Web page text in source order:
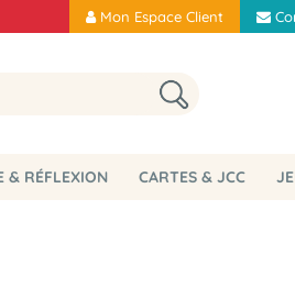
Mon Espace Client
& RÉFLEXION CARTES & JCC